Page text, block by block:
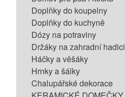
Doplňky do koupelny
Doplňky do kuchyně
Dózy na potraviny
Držáky na zahradní hadici
Háčky a věšáky
Hrnky a šálky
Chalupářské dekorace